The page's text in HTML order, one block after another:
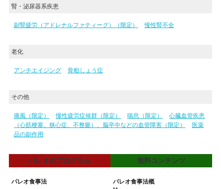
腎・泌尿器系疾患
副腎疲労（アドレナルファティーグ）（限定） 慢性腎不全
老化
アンチエイジング 骨粗しょう症
その他
痛風（限定） 慢性疲労症候群（限定） 喘息（限定）
心臓血管疾患
（心筋梗塞、狭心症、不整脈）、脳卒中などの血管障害（限定）
医薬
品の副作用
パレオのプログラム
パレオ食事法
無料コンテンツ
パレオ食事法概